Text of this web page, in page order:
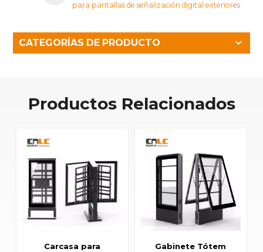
para pantallas de señalización digital exteriores
CATEGORÍAS DE PRODUCTO
Productos Relacionados
Carcasa para
Gabinete Tótem